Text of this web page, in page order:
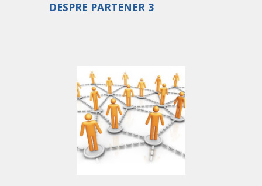
DESPRE PARTENER 3